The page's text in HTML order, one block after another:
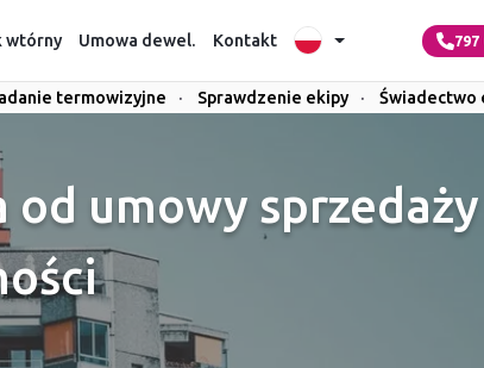
wtórny Umowa dewel. Kontakt 797
termowizyjne · Sprawdzenie ekipy · Świadectwo
umowy sprzedaży